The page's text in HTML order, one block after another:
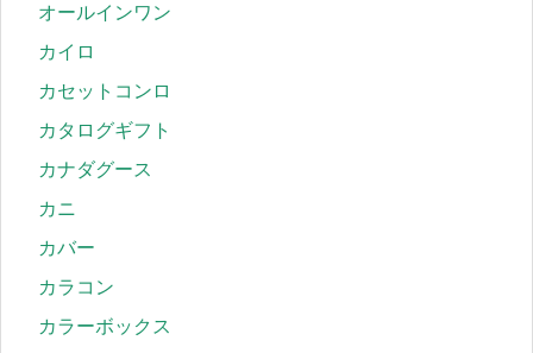
オールインワン
カイロ
カセットコンロ
カタログギフト
カナダグース
カニ
カバー
カラコン
カラーボックス